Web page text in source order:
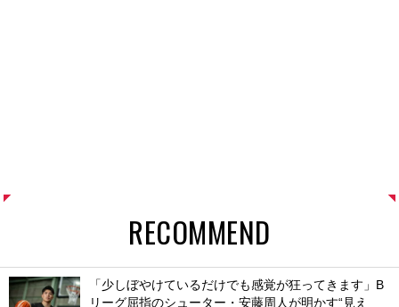
RECOMMEND
「少しぼやけているだけでも感覚が狂ってきます」B
リーグ屈指のシューター・安藤周人が明かす“見え